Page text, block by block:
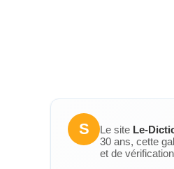
S Le site Le-
30 ans, cette
et de